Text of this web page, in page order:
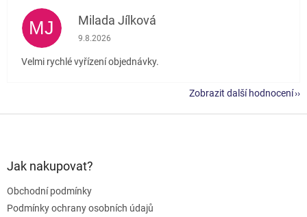
MJ Milada Jílková
Hodnocení obchodu je 5 z 5 hvězdiček.
9.8.2026
Velmi rychlé vyřízení objednávky.
Zobrazit další hodnocení
Jak nakupovat?
Obchodní podmínky
Podmínky ochrany osobních údajů